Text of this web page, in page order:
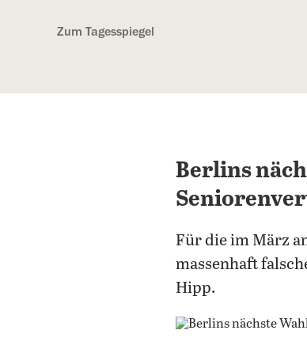
Zum Tagesspiegel
Berlins
Für die im März
massenhaft
Hipp.